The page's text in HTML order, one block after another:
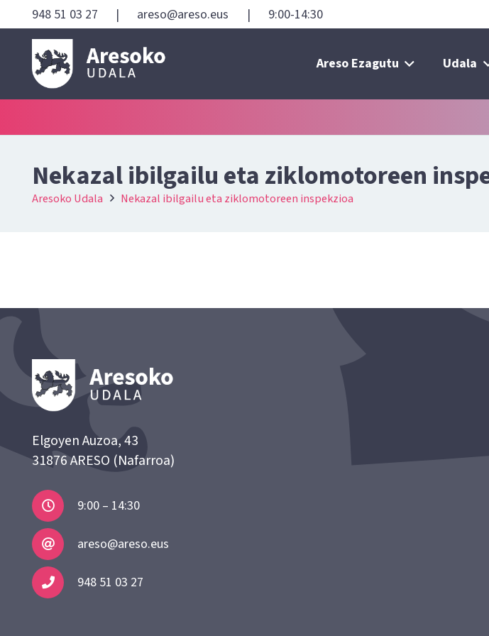
948 51 03 27 | areso@areso.eus | 9:00-14:30
Areso Ezagutu Udala
Nekazal ibilgailu eta ziklomotoreen
Aresoko Udala Nekazal ibilgailu eta ziklomotoreen inspekzioa
Elgoyen Auzoa, 43
31876 ARESO (Nafarroa)
9:00 – 14:30
areso@areso.eus
948 51 03 27